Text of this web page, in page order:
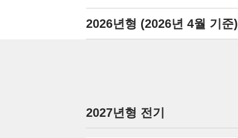
2026년형 (2026년 4월 기준)
2027년형 전기